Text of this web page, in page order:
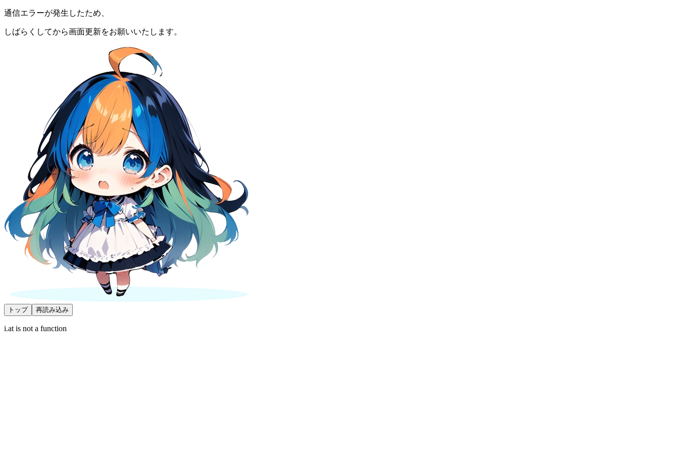
通信エラーが発生したため、
しばらくしてから画面更新をお願いいたします。
トップ 再読み込み
i.at is not a function